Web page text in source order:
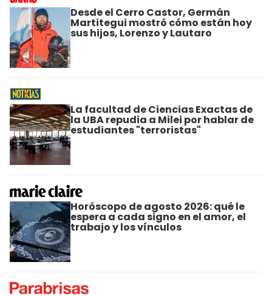
Desde el Cerro Castor, Germán
Martitegui mostró cómo están hoy
sus hijos, Lorenzo y Lautaro
La facultad de Ciencias Exactas de
la UBA repudia a Milei por hablar de
estudiantes "terroristas"
Horóscopo de agosto 2026: qué le
espera a cada signo en el amor, el
trabajo y los vínculos